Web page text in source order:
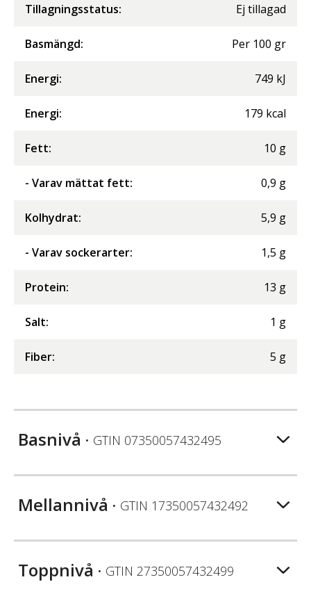
Tillagningsstatus: Ej tillagad
Basmängd: Per 100 gr
Energi: 749 kJ
Energi: 179 kcal
Fett: 10 g
- Varav mättat fett: 0,9 g
Kolhydrat: 5,9 g
- Varav sockerarter: 1,5 g
Protein: 13 g
Salt: 1 g
Fiber: 5 g
Basnivå • GTIN 07350057432495
Mellannivå • GTIN 17350057432492
Toppnivå • GTIN 27350057432499